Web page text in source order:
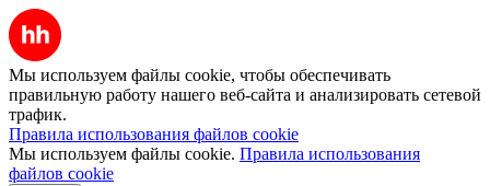
Мы используем файлы cookie, чтобы обеспечивать
правильную работу нашего веб-сайта и анализировать сетевой
трафик.
Правила использования файлов cookie
Мы используем файлы cookie. Правила использования
файлов cookie